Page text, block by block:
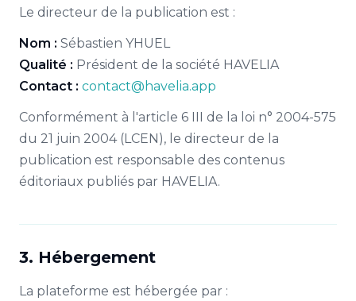
Le directeur de la publication est :
Nom : Sébastien YHUEL
Qualité : Président de la société HAVELIA
Contact : contact@havelia.app
Conformément à l'article 6 III de la loi n° 2004-575
du 21 juin 2004 (LCEN), le directeur de la
publication est responsable des contenus
éditoriaux publiés par HAVELIA.
3. Hébergement
La plateforme est hébergée par :